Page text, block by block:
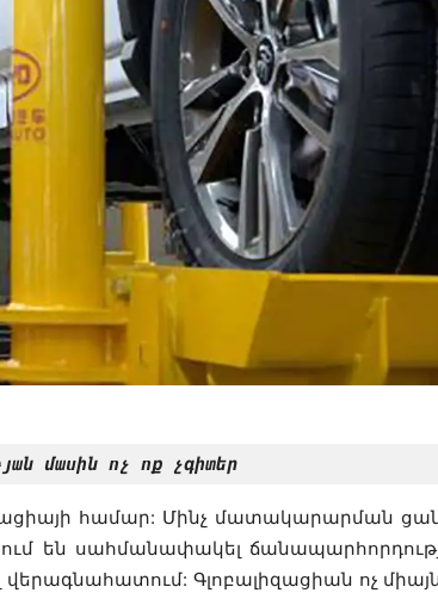
մասին ոչ ոք չգիտեր
համար: Մինչ մատակարարման
են սահմանափակել
Գլոբալիզացիան ոչ միայն